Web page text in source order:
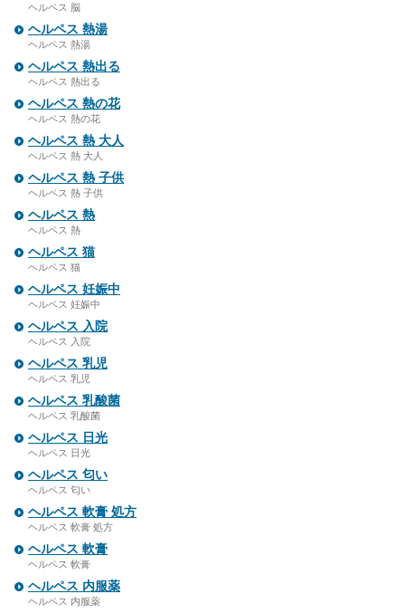
ヘルペス 脳
ヘルペス 熱湯
ヘルペス 熱湯
ヘルペス 熱出る
ヘルペス 熱出る
ヘルペス 熱の花
ヘルペス 熱の花
ヘルペス 熱 大人
ヘルペス 熱 大人
ヘルペス 熱 子供
ヘルペス 熱 子供
ヘルペス 熱
ヘルペス 熱
ヘルペス 猫
ヘルペス 猫
ヘルペス 妊娠中
ヘルペス 妊娠中
ヘルペス 入院
ヘルペス 入院
ヘルペス 乳児
ヘルペス 乳児
ヘルペス 乳酸菌
ヘルペス 乳酸菌
ヘルペス 日光
ヘルペス 日光
ヘルペス 匂い
ヘルペス 匂い
ヘルペス 軟膏 処方
ヘルペス 軟膏 処方
ヘルペス 軟膏
ヘルペス 軟膏
ヘルペス 内服薬
ヘルペス 内服薬